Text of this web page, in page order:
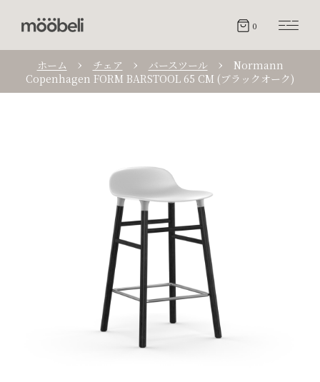
0
ホーム チェア バースツール
Normann
Copenhagen FORM BARSTOOL 65 CM (ブラックオーク)